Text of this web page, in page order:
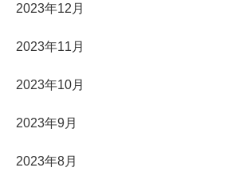
2023年12月
2023年11月
2023年10月
2023年9月
2023年8月